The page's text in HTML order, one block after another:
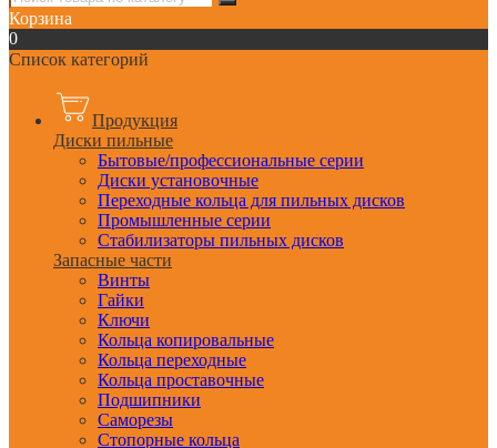
Корзина
0
Список категорий
Продукция
Диски пильные
Бытовые/профессиональные серии
Диски установочные
Переходные кольца для пильных дисков
Промышленные серии
Стабилизаторы пильных дисков
Запасные части
Винты
Гайки
Ключи
Кольца копировальные
Кольца переходные
Кольца проставочные
Подшипники
Саморезы
Стопорные кольца